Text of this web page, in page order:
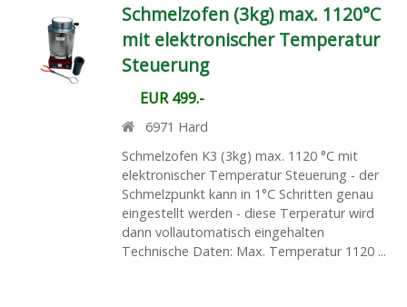
Schmelzofen (3kg) max. 1120°C
mit elektronischer Temperatur
Steuerung
EUR 499.-
6971 Hard
Schmelzofen K3 (3kg) max. 1120 °C mit
elektronischer Temperatur Steuerung - der
Schmelzpunkt kann in 1°C Schritten genau
eingestellt werden - diese Terperatur wird
dann vollautomatisch eingehalten
Technische Daten: Max. Temperatur 1120 ...